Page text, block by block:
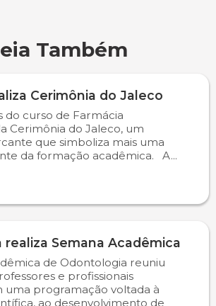
Também
Cerimônia do Jaleco
do curso de Farmácia
Cerimônia do Jaleco, um
que simboliza mais uma
da formação acadêmica. A...
Semana Acadêmica
de Odontologia reuniu
e profissionais
uma programação voltada à
ao desenvolvimento de